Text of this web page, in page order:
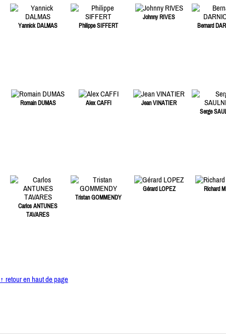
Yannick DALMAS Philippe SIFFERT
Johnny RIVES
Bernard
Romain DUMAS Alex CAFFI
Jean VINATIER
Serge
Carlos ANTUNES
TAVARES
Tristan GOMMENDY
Gérard LOPEZ Richard
↑ retour en haut de page